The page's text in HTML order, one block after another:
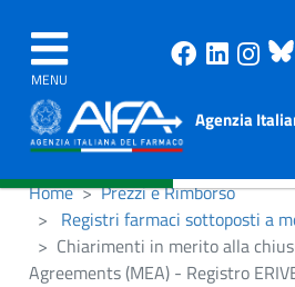
MENU
Agenzia
Home
Prezzi e Rimborso
Registri farmaci sottoposti a
Chiarimenti in merito alla
Agreements (MEA) - Registro